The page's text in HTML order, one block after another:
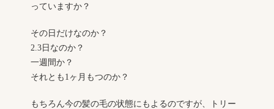
っていますか？
その日だけなのか？
2.3日なのか？
一週間か？
それとも1ヶ月もつのか？
もちろん今の髪の毛の状態にもよるのですが、トリー